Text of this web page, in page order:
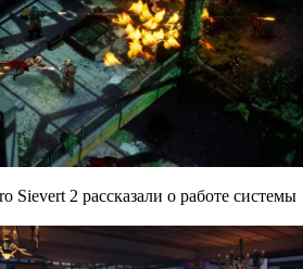
Sievert 2 рассказали о работе системы